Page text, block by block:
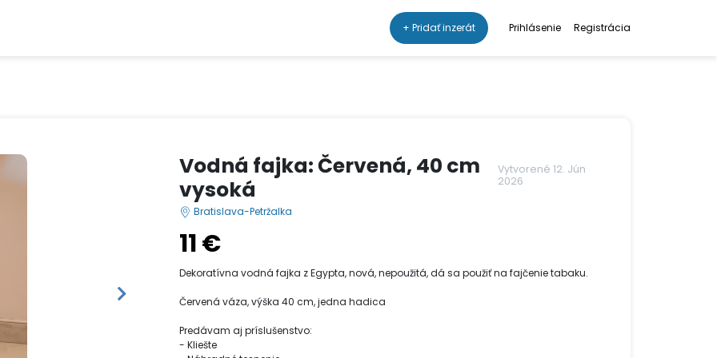
+ Pridať inzerát Prihlásenie Registrácia
Vodná fajka: Červená, 40 cm
vysoká
Vytvorené 12. Jún
2026
Bratislava-Petržalka
11 €
Dekoratívna vodná fajka z Egypta, nová, nepoužitá, dá sa použiť na fajčenie tabaku.
Červená váza, výška 40 cm, jedna hadica
Predávam aj príslušenstvo:
- Kliešte